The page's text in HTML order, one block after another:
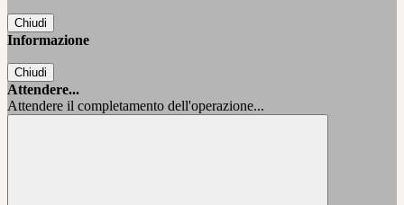
Chiudi
Informazione
Chiudi
Attendere...
Attendere il completamento dell'operazione...